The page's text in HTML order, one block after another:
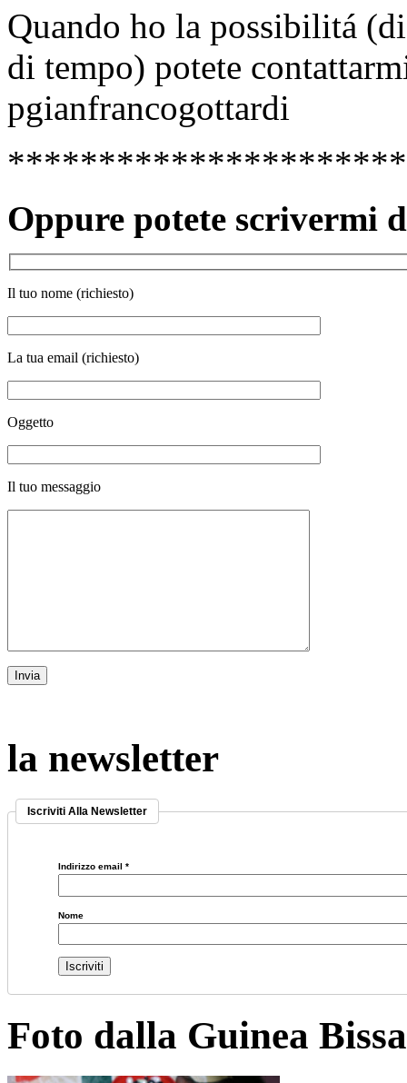
Quando ho la possibilitá
di tempo) potete
pgianfrancogottardi
Oppure potete scrivermi
Il tuo nome (richiesto)
La tua email (richiesto)
Oggetto
Il tuo messaggio
la newsletter
Iscriviti Alla Newsletter
Indirizzo email *
Nome
Foto dalla Guinea